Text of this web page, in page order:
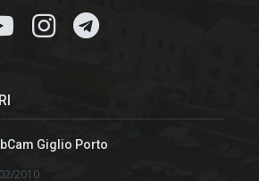
Giglio Porto
2010